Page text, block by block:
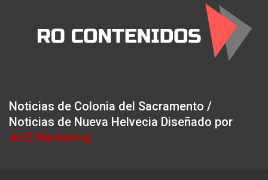
Noticias de Colonia del Sacramento /
Noticias de Nueva Helvecia Diseñado por
AHZ Marketing